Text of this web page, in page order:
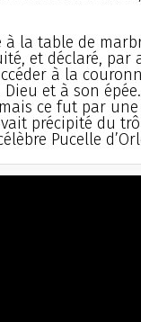
à la table de
et déclaré,
à la
et à son
ce fut par
précipité du
Pucelle